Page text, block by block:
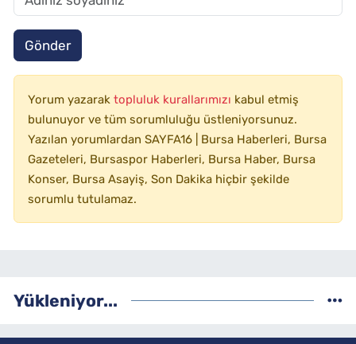
Gönder
Yorum yazarak topluluk kurallarımızı kabul etmiş
bulunuyor ve tüm sorumluluğu üstleniyorsunuz.
Yazılan yorumlardan SAYFA16 | Bursa Haberleri, Bursa
Gazeteleri, Bursaspor Haberleri, Bursa Haber, Bursa
Konser, Bursa Asayiş, Son Dakika hiçbir şekilde
sorumlu tutulamaz.
Yükleniyor...